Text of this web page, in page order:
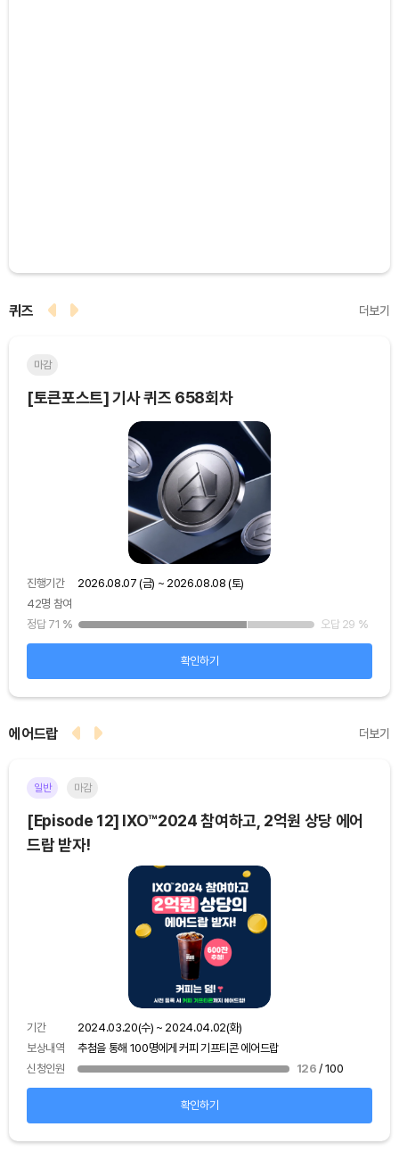
퀴즈 더보기
마감
[토큰포스트] 기사 퀴즈 658회차
진행기간
2026.08.07 (금) ~ 2026.08.08 (토)
42명 참여
정답 71 % 오답 29 %
확인하기
에어드랍 더보기
일반 마감
[Episode 12] IXO™2024 참여하고, 2억원 상당 에어
드랍 받자!
기간
2024.03.20(수) ~ 2024.04.02(화)
보상내역
추첨을 통해 100명에게 커피 기프티콘 에어드랍
신청인원
126 / 100
확인하기